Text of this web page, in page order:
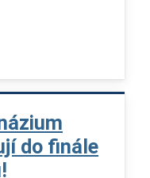
do finále